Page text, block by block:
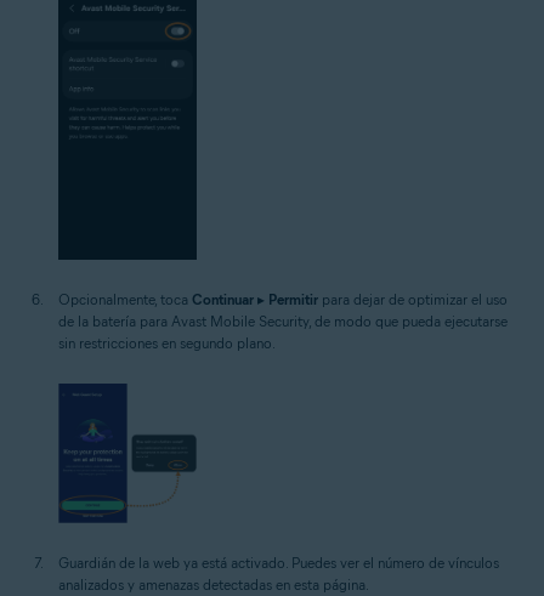
Opcionalmente, toca Continuar ▸ Permitir para dejar de optimizar el uso
de la batería para Avast Mobile Security, de modo que pueda ejecutarse
sin restricciones en segundo plano.
Guardián de la web ya está activado. Puedes ver el número de vínculos
analizados y amenazas detectadas en esta página.